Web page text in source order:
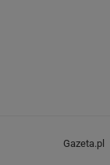
Gazeta.pl